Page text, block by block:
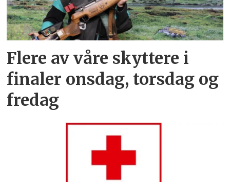
Flere av våre skyttere i
finaler onsdag, torsdag og
fredag